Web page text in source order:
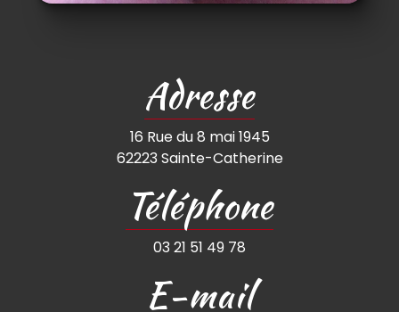
Adresse
16 Rue du 8 mai 1945
62223 Sainte-Catherine
Téléphone
03 21 51 49 78
E-mail